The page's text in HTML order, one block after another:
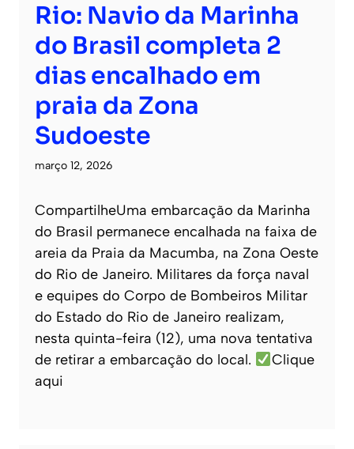
Rio: Navio da Marinha
do Brasil completa 2
dias encalhado em
praia da Zona
Sudoeste
março 12, 2026
CompartilheUma embarcação da Marinha
do Brasil permanece encalhada na faixa de
areia da Praia da Macumba, na Zona Oeste
do Rio de Janeiro. Militares da força naval
e equipes do Corpo de Bombeiros Militar
do Estado do Rio de Janeiro realizam,
nesta quinta-feira (12), uma nova tentativa
de retirar a embarcação do local.
Clique
aqui